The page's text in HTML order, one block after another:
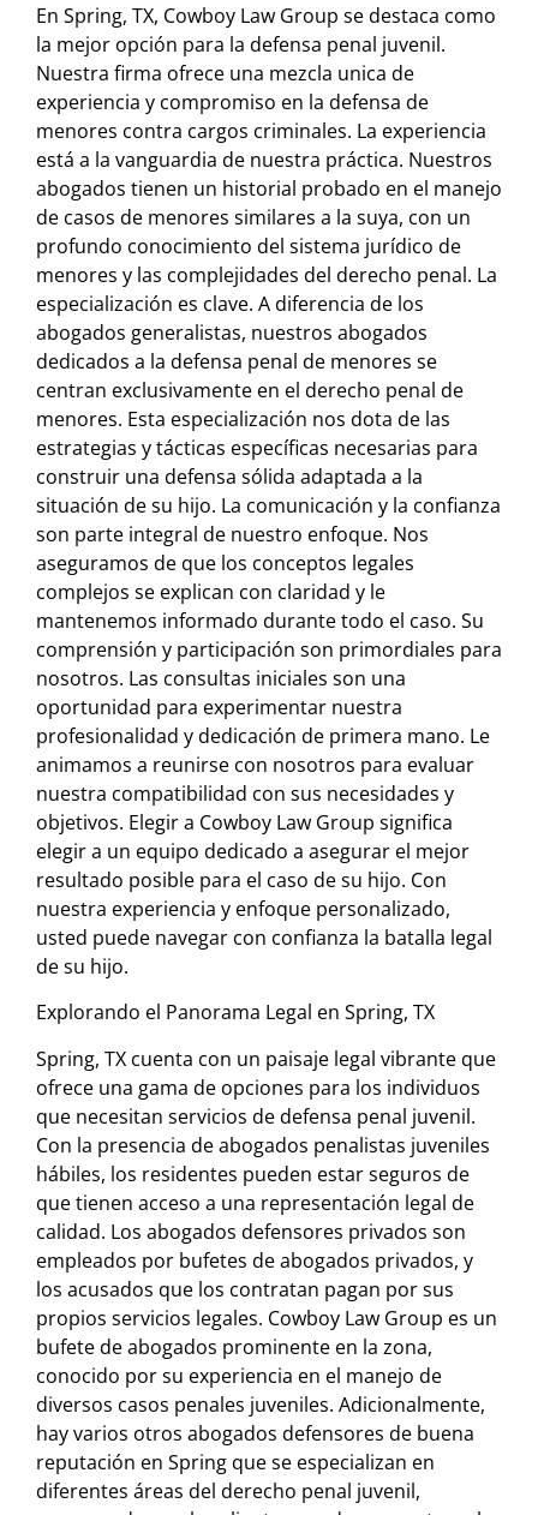
En Spring, TX, Cowboy Law Group se destaca como
la mejor opción para la defensa penal juvenil.
Nuestra firma ofrece una mezcla unica de
experiencia y compromiso en la defensa de
menores contra cargos criminales. La experiencia
está a la vanguardia de nuestra práctica. Nuestros
abogados tienen un historial probado en el manejo
de casos de menores similares a la suya, con un
profundo conocimiento del sistema jurídico de
menores y las complejidades del derecho penal. La
especialización es clave. A diferencia de los
abogados generalistas, nuestros abogados
dedicados a la defensa penal de menores se
centran exclusivamente en el derecho penal de
menores. Esta especialización nos dota de las
estrategias y tácticas específicas necesarias para
construir una defensa sólida adaptada a la
situación de su hijo. La comunicación y la confianza
son parte integral de nuestro enfoque. Nos
aseguramos de que los conceptos legales
complejos se explican con claridad y le
mantenemos informado durante todo el caso. Su
comprensión y participación son primordiales para
nosotros. Las consultas iniciales son una
oportunidad para experimentar nuestra
profesionalidad y dedicación de primera mano. Le
animamos a reunirse con nosotros para evaluar
nuestra compatibilidad con sus necesidades y
objetivos. Elegir a Cowboy Law Group significa
elegir a un equipo dedicado a asegurar el mejor
resultado posible para el caso de su hijo. Con
nuestra experiencia y enfoque personalizado,
usted puede navegar con confianza la batalla legal
de su hijo.
Explorando el Panorama Legal en Spring, TX
Spring, TX cuenta con un paisaje legal vibrante que
ofrece una gama de opciones para los individuos
que necesitan servicios de defensa penal juvenil.
Con la presencia de abogados penalistas juveniles
hábiles, los residentes pueden estar seguros de
que tienen acceso a una representación legal de
calidad. Los abogados defensores privados son
empleados por bufetes de abogados privados, y
los acusados que los contratan pagan por sus
propios servicios legales. Cowboy Law Group es un
bufete de abogados prominente en la zona,
conocido por su experiencia en el manejo de
diversos casos penales juveniles. Adicionalmente,
hay varios otros abogados defensores de buena
reputación en Spring que se especializan en
diferentes áreas del derecho penal juvenil,